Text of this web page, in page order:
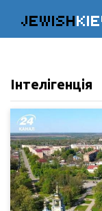
JEWISH
Інтелігенція